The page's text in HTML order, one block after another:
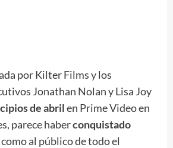
por Kilter Films y los
Jonathan Nolan y Lisa Joy
de abrilen Prime Video en
parece haberconquistado
como al público de todo el